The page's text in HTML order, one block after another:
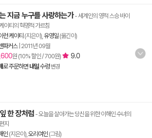
지금 누구를 사랑하는가- 세계인의 영적 스승 바이
이티의 혁명적 가르침
런 케이티 (지은이), 유영일 (옮긴이)
파커스| 2011년 09월
원 (10% 할인 / 700원) 9.0
로 주문하면 내일수령 변경
한 장처럼 - 오늘을 살아가는 당신을 위한 이해인 수녀의
지
인(지은이), 오리여인 (그림)